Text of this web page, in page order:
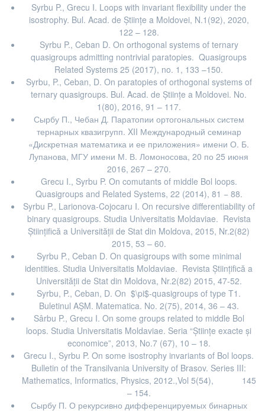
Syrbu P., Grecu I. Loops with invariant flexibility under the
isostrophy. Bul. Acad. de Științe a Moldovei, N.1(92), 2020,
122 – 128.
Syrbu P., Ceban D. On orthogonal systems of ternary
quasigroups admitting nontrivial paratopies. Quasigroups
Related Systems 25 (2017), no. 1, 133 –150.
Syrbu, P., Ceban, D. On paratopies of orthogonal systems of
ternary quasigroups. Bul. Acad. de Științe a Moldovei. No.
1(80), 2016, 91 – 117.
Сырбу П., Чебан Д. Паратопии ортогональных систем
тернарных квазигрупп. XII Международный семинар
«Дискретная математика и ее приложения» имени О. Б.
Лупанова, МГУ имени М. В. Ломоносова, 20 по 25 июня
2016, 267 – 270.
Grecu I., Syrbu P. On comutants of middle Bol loops.
Quasigroups and Related Systems, 22 (2014), 81 − 88.
Syrbu P., Larionova-Cojocaru I. On recursive differentiability of
binary quasigroups. Studia Universitatis Moldaviae. Revista
Ştiinţifică a Universităţii de Stat din Moldova, 2015, Nr.2(82)
2015, 53 – 60.
Syrbu P., Ceban D. On quasigroups with some minimal
identities. Studia Universitatis Moldaviae. Revista Ştiinţifică a
Universităţii de Stat din Moldova, Nr.2(82) 2015, 47-52.
Syrbu, P., Ceban, D. On $\pi$-quasigroups of type T1.
Buletinul AŞM. Matematica. No. 2(75), 2014, 36 – 43.
Sârbu P., Grecu I. On some groups related to middle Bol
loops. Studia Universitatis Moldaviae. Seria “Ştiinţe exacte şi
economice”, 2013, No.7 (67), 10 – 18.
Grecu I., Syrbu P. On some isostrophy invariants of Bol loops.
Bulletin of the Transilvania University of Brasov. Series III:
Mathematics, Informatics, Physics, 2012.,Vol 5(54), 145
– 154.
Сырбу П. О рекурсивно дифференцируемых бинарных